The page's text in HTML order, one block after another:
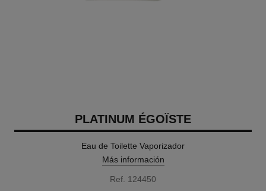
PLATINUM ÉGOÏSTE
Eau de Toilette Vaporizador
Más información
Ref. 124450